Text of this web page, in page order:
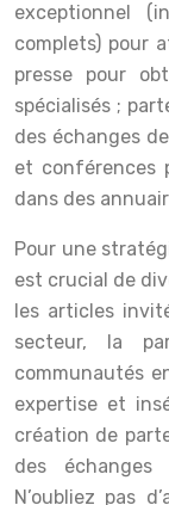
exceptionnel
complets) pour
presse pour
spécialisés ;
des échanges
et conférences
dans des
Pour une
est crucial de
les articles
secteur, la
communautés
expertise et
création de
des échanges
N’oubliez pas